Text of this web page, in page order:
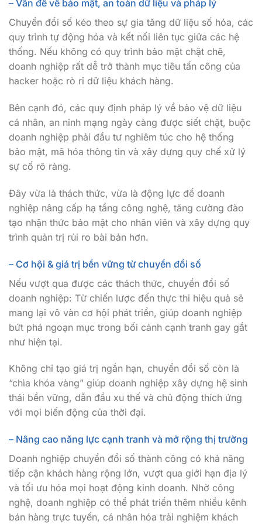
– Vấn đề về bảo mật, an toàn dữ liệu và pháp lý
Chuyển đổi số kéo theo sự gia tăng dữ liệu số hóa, các
quy trình tự động hóa và kết nối liên tục giữa các hệ
thống. Nếu không có quy trình bảo mật chặt chẽ,
doanh nghiệp rất dễ trở thành mục tiêu tấn công của
hacker hoặc rò rỉ dữ liệu khách hàng.
Bên cạnh đó, các quy định pháp lý về bảo vệ dữ liệu
cá nhân, an ninh mạng ngày càng được siết chặt, buộc
doanh nghiệp phải đầu tư nghiêm túc cho hệ thống
bảo mật, mã hóa thông tin và xây dựng quy chế xử lý
sự cố rõ ràng.
Đây vừa là thách thức, vừa là động lực để doanh
nghiệp nâng cấp hạ tầng công nghệ, tăng cường đào
tạo nhận thức bảo mật cho nhân viên và xây dựng quy
trình quản trị rủi ro bài bản hơn.
– Cơ hội & giá trị bền vững từ chuyển đổi số
Nếu vượt qua được các thách thức, chuyển đổi số
doanh nghiệp: Từ chiến lược đến thực thi hiệu quả sẽ
mang lại vô vàn cơ hội phát triển, giúp doanh nghiệp
bứt phá ngoạn mục trong bối cảnh cạnh tranh gay gắt
như hiện tại.
Không chỉ tạo giá trị ngắn hạn, chuyển đổi số còn là
“chìa khóa vàng” giúp doanh nghiệp xây dựng hệ sinh
thái bền vững, dẫn đầu xu thế và chủ động thích ứng
với mọi biến động của thời đại.
– Nâng cao năng lực cạnh tranh và mở rộng thị trường
Doanh nghiệp chuyển đổi số thành công có khả năng
tiếp cận khách hàng rộng lớn, vượt qua giới hạn địa lý
và tối ưu hóa mọi hoạt động kinh doanh. Nhờ công
nghệ, doanh nghiệp có thể phát triển thêm nhiều kênh
bán hàng trực tuyến, cá nhân hóa trải nghiệm khách